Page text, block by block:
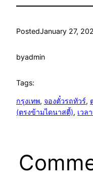
PostedJanuary 27,
byadmin
Tags:
กรุงเทพ, จองตั๋วรถทัวร์,
(ตรงข้ามไดนาสตี้), เวล